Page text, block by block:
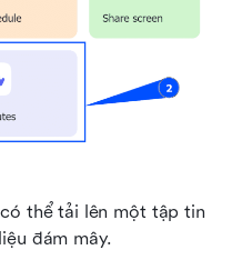
thể tải lên một tập tin
đám mây.